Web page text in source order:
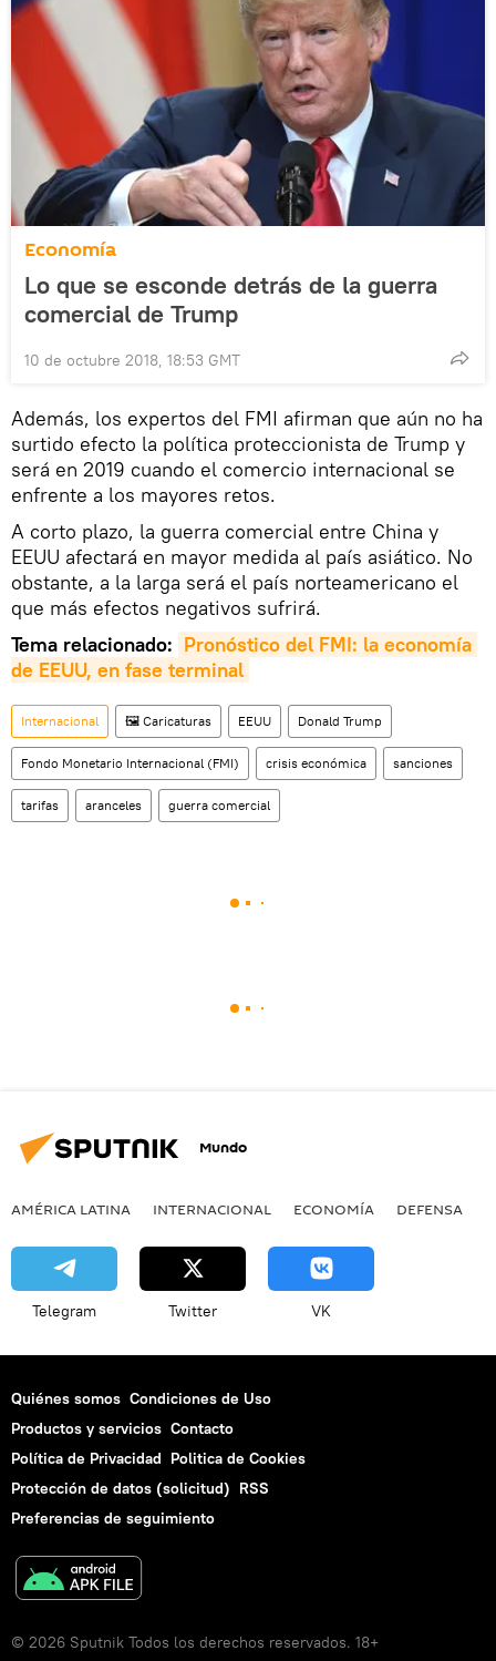
Economía
Lo que se esconde detrás de la guerra
comercial de Trump
10 de octubre 2018, 18:53 GMT
Además, los expertos del FMI afirman que aún no ha
surtido efecto la política proteccionista de Trump y
será en 2019 cuando el comercio internacional se
enfrente a los mayores retos.
A corto plazo, la guerra comercial entre China y
EEUU afectará en mayor medida al país asiático. No
obstante, a la larga será el país norteamericano el
que más efectos negativos sufrirá.
Tema relacionado: Pronóstico del FMI: la economía
de EEUU, en fase terminal
Internacional 🖼️ Caricaturas EEUU Donald Trump
Fondo Monetario Internacional (FMI) crisis económica sanciones
tarifas aranceles guerra comercial
Mundo
AMÉRICA LATINA INTERNACIONAL ECONOMÍA DEFENSA
Telegram Twitter VK
Quiénes somos Condiciones de Uso
Productos y servicios Contacto
Política de Privacidad Politica de Cookies
Protección de datos (solicitud) RSS
Preferencias de seguimiento
© 2026 Sputnik Todos los derechos reservados. 18+